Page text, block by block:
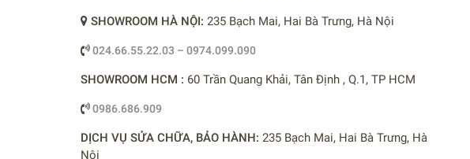
SHOWROOM HÀ NỘI: 235 Bạch Mai, Hai Bà Trưng, Hà Nội
024.66.55.22.03 – 0974.099.090
SHOWROOM HCM : 60 Trần Quang Khải, Tân Định , Q.1, TP HCM
0986.686.909
DỊCH VỤ SỬA CHỮA, BẢO HÀNH: 235 Bạch Mai, Hai Bà Trưng, Hà
Nội